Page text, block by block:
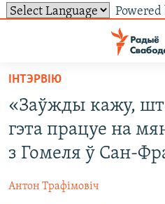
Powered
ўнівэрсальнага
доступу
Перайсьці
галоўнага
зьместу
да
УСЕ НАВІНЫ
ВІДЭА І ФОТА
ПАЛІТЫКА
ТОЛЬКІ НА СВАБОДЗЕ
ТЭСТЫ
ГІСТОРЫЯ НА СВАБОДЗЕ
СУВЯЗЬ
ПАДЗЯЛІЦЦА ІНФАРМАЦЫЯЙ
ІНТЭРВІЮ
«Заўжды кажу,
гэта працуе на
з Гомеля ў Сан-
Антон Трафімовіч